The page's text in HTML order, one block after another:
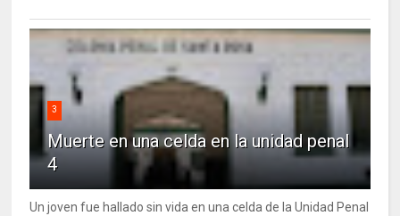
3
Muerte en una celda en la unidad penal
4
Un joven fue hallado sin vida en una celda de la Unidad Penal